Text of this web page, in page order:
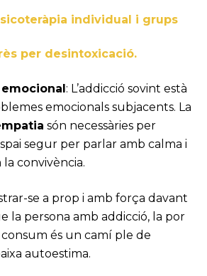
individual i grups
per desintoxicació.
: L’addicció sovint està
emocionals subjacents. La
són necessàries per
segur per parlar amb calma i
convivència.
se a prop i amb força davant
la persona amb addicció, la por
és un camí ple de
autoestima.